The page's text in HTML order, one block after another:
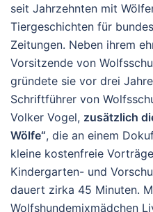
seit Jahrzehnten mit
Tiergeschichten für
Zeitungen. Neben ihrem
Vorsitzende von
gründete sie vor drei
Schriftführer von
Volker Vogel, zusätzlich
Wölfe“, die an einem
kleine kostenfreie
Kindergarten- und
dauert zirka 45 Minuten.
Wolfshundemixmädchen